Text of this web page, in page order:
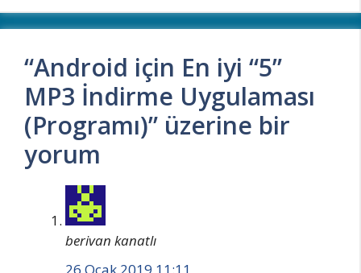
“Android için En iyi “5”
MP3 İndirme Uygulaması
(Programı)” üzerine bir
yorum
berivan kanatlı
26 Ocak 2019 11:11